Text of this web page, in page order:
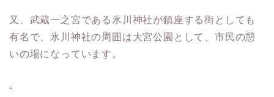
又、武蔵一之宮である氷川神社が鎮座する街としても
有名で、氷川神社の周囲は大宮公園として、市民の憩
いの場になっています。
“